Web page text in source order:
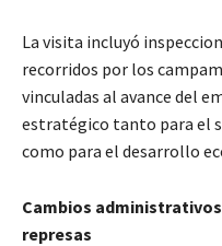
La visita incluyó
recorridos por los
vinculadas al avance del
estratégico tanto para el
como para el desarrollo
Cambios
represas